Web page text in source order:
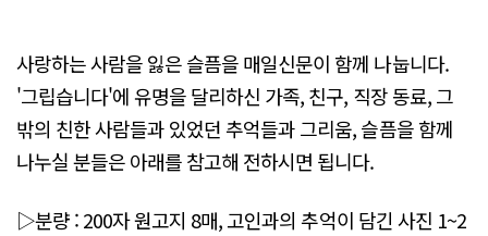
사랑하는 사람을 잃은 슬픔을 매일신문이 함께 나눕니다.
'그립습니다'에 유명을 달리하신 가족, 친구, 직장 동료, 그
밖의 친한 사람들과 있었던 추억들과 그리움, 슬픔을 함께
나누실 분들은 아래를 참고해 전하시면 됩니다.
▷분량 : 200자 원고지 8매, 고인과의 추억이 담긴 사진 1~2